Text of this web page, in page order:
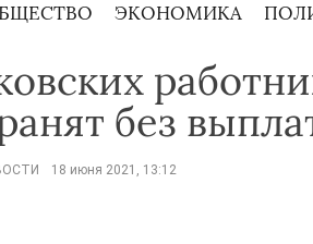
ЭКОНОМИКА
без
18 июня 2021, 13:12